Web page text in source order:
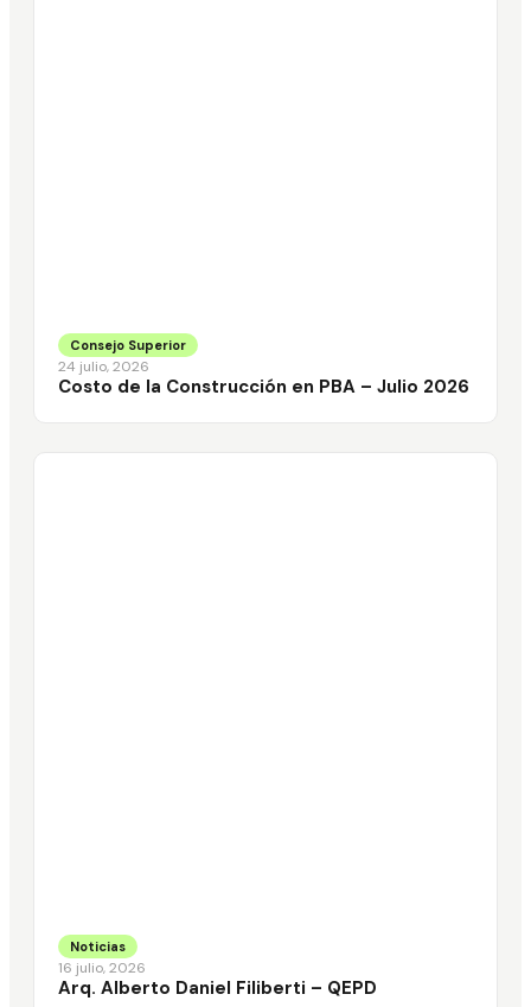
Consejo Superior
24 julio, 2026
Costo de la Construcción en PBA – Julio 2026
Noticias
16 julio, 2026
Arq. Alberto Daniel Filiberti – QEPD